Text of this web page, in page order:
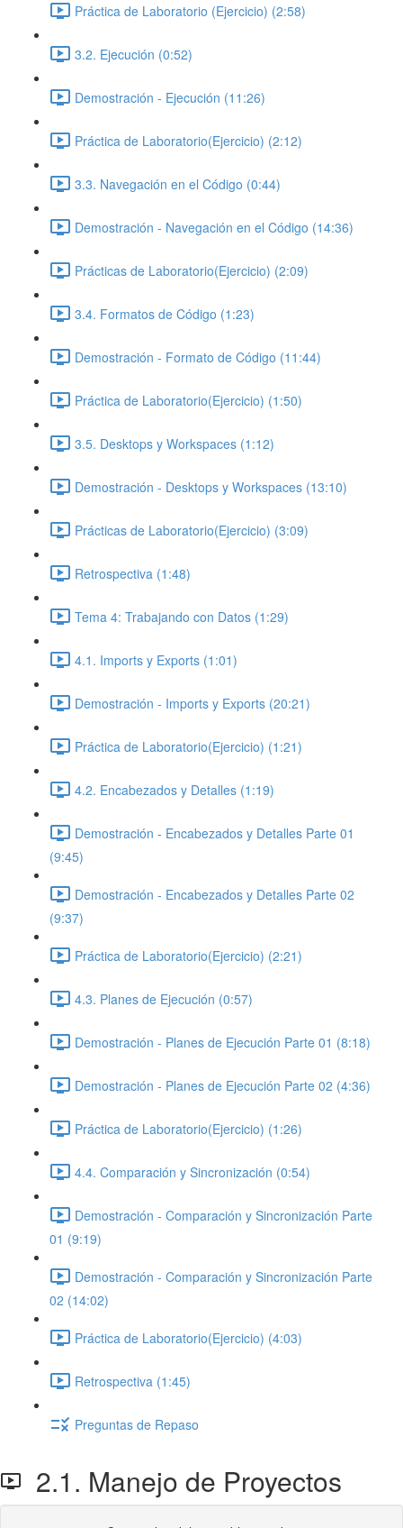
Práctica de Laboratorio (Ejercicio) (2:58)
3.2. Ejecución (0:52)
Demostración - Ejecución (11:26)
Práctica de Laboratorio(Ejercicio) (2:12)
3.3. Navegación en el Código (0:44)
Demostración - Navegación en el Código (14:36)
Prácticas de Laboratorio(Ejercicio) (2:09)
3.4. Formatos de Código (1:23)
Demostración - Formato de Código (11:44)
Práctica de Laboratorio(Ejercicio) (1:50)
3.5. Desktops y Workspaces (1:12)
Demostración - Desktops y Workspaces (13:10)
Prácticas de Laboratorio(Ejercicio) (3:09)
Retrospectiva (1:48)
Tema 4: Trabajando con Datos (1:29)
4.1. Imports y Exports (1:01)
Demostración - Imports y Exports (20:21)
Práctica de Laboratorio(Ejercicio) (1:21)
4.2. Encabezados y Detalles (1:19)
Demostración - Encabezados y Detalles Parte 01
(9:45)
Demostración - Encabezados y Detalles Parte 02
(9:37)
Práctica de Laboratorio(Ejercicio) (2:21)
4.3. Planes de Ejecución (0:57)
Demostración - Planes de Ejecución Parte 01 (8:18)
Demostración - Planes de Ejecución Parte 02 (4:36)
Práctica de Laboratorio(Ejercicio) (1:26)
4.4. Comparación y Sincronización (0:54)
Demostración - Comparación y Sincronización Parte
01 (9:19)
Demostración - Comparación y Sincronización Parte
02 (14:02)
Práctica de Laboratorio(Ejercicio) (4:03)
Retrospectiva (1:45)
Preguntas de Repaso
2.1. Manejo de Proyectos